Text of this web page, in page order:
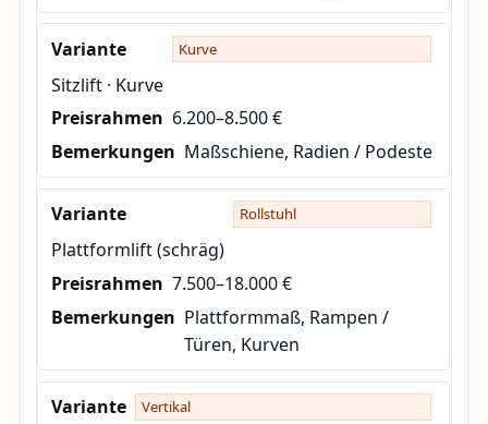
Kurve
Sitzlift · Kurve
6.200–8.500 €
Maßschiene, Radien / Podeste
Rollstuhl
Plattformlift (schräg)
7.500–18.000 €
Plattformmaß, Rampen /
Türen, Kurven
Vertikal